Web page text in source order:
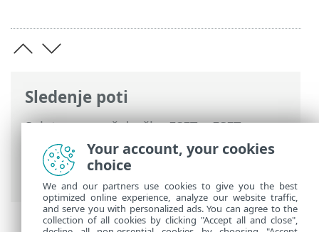
Sledenje poti
Spletna pomoč družbe ESET>ESET
Endpoint Antivirus>Napredne nastavitve
Oddaljeno nadzorovanje in upravljanje
> Ukazna vrstica ERMM
Your account, your cookies
choice
We and our partners use cookies to give you the best
optimized online experience, analyze our website traffic,
and serve you with personalized ads. You can agree to the
collection of all cookies by clicking "Accept all and close",